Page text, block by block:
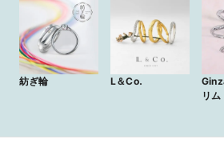
紡ぎ輪 L＆Co.
リム